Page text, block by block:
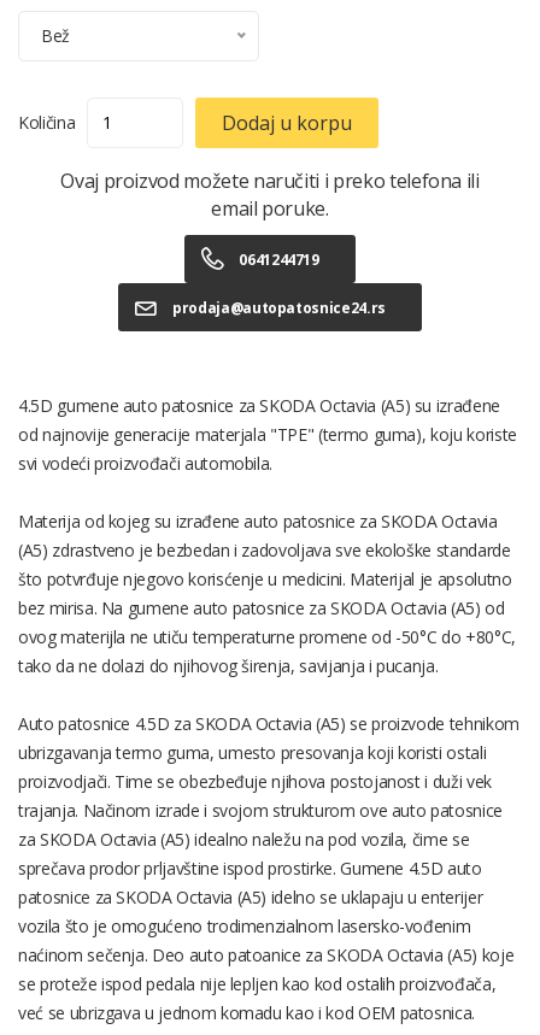
Bež
Količina Dodaj u korpu
Ovaj proizvod možete naručiti i preko telefona ili
email poruke.
0641244719
prodaja@autopatosnice24.rs
4.5D gumene auto patosnice za SKODA Octavia (A5) su izrađene
od najnovije generacije materjala "TPE" (termo guma), koju koriste
svi vodeći proizvođači automobila.
Materija od kojeg su izrađene auto patosnice za SKODA Octavia
(A5) zdrastveno je bezbedan i zadovoljava sve ekološke standarde
što potvrđuje njegovo korisćenje u medicini. Materijal je apsolutno
bez mirisa. Na gumene auto patosnice za SKODA Octavia (A5) od
ovog materijla ne utiču temperaturne promene od -50°C do +80°C,
tako da ne dolazi do njihovog širenja, savijanja i pucanja.
Auto patosnice 4.5D za SKODA Octavia (A5) se proizvode tehnikom
ubrizgavanja termo guma, umesto presovanja koji koristi ostali
proizvodjači. Time se obezbeđuje njihova postojanost i duži vek
trajanja. Načinom izrade i svojom strukturom ove auto patosnice
za SKODA Octavia (A5) idealno naležu na pod vozila, čime se
sprečava prodor prljavštine ispod prostirke. Gumene 4.5D auto
patosnice za SKODA Octavia (A5) idelno se uklapaju u enterijer
vozila što je omogućeno trodimenzialnom lasersko-vođenim
naćinom sečenja. Deo auto patoanice za SKODA Octavia (A5) koje
se proteže ispod pedala nije lepljen kao kod ostalih proizvođača,
već se ubrizgava u jednom komadu kao i kod OEM patosnica.